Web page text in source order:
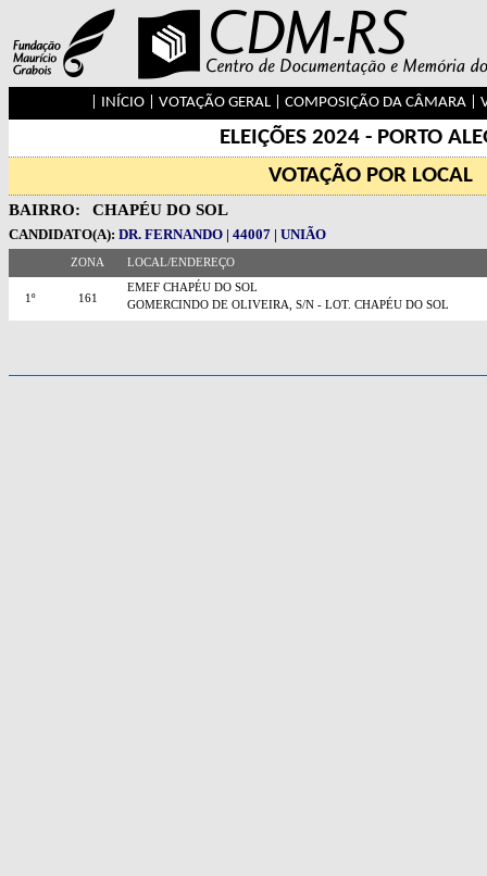
INÍCIO| VOTAÇÃO GERAL| COMPOSIÇÃO DA CÂMARA|
ELEIÇÕES 2024 - PORTO
VOTAÇÃO POR LOCAL
BAIRRO: CHAPÉU DO SOL
CANDIDATO(A): DR. FERNANDO | 44007 | UNIÃO
ZONA LOCAL/ENDEREÇO
1º 161
EMEF CHAPÉU DO SOL
GOMERCINDO DE OLIVEIRA, S/N - LOT. CHAPÉU DO SOL